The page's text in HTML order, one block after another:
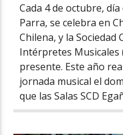
Cada 4 de octubre,
Parra, se celebra en
Chilena, y la Sociedad
Intérpretes Musicales
presente. Este año
jornada musical el
que las Salas SCD